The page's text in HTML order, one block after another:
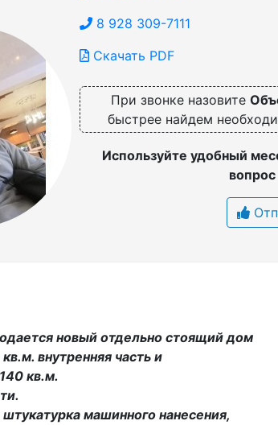
8 928 309-7111
Скачать PDF
При звонке назовите
быстрее найдем
Используйте удобный
вопрос
новый отдельно стоящий дом
внутренняя часть и
кв.м.
машинного нанесения,